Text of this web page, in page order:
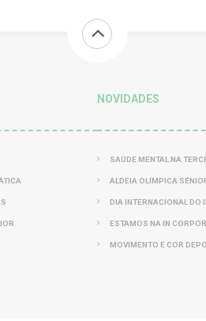
NOVIDADES
SAÚDE MENTAL NA
ALDEIA OLÍMPICA
DIA INTERNACIONAL DO
ESTAMOS NA IN
MOVIMENTO E COR